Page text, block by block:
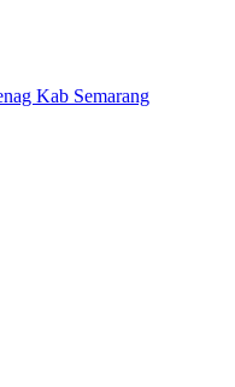
Kab Semarang